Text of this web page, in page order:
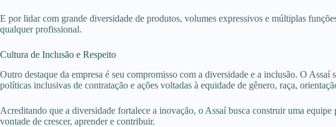
E por lidar com grande diversidade de produtos, volumes expressivos e múltiplas
qualquer profissional.
Cultura de Inclusão e Respeito
Outro destaque da empresa é seu compromisso com a diversidade e a inclusão. O
políticas inclusivas de contratação e ações voltadas à equidade de gênero, raça,
Acreditando que a diversidade fortalece a inovação, o Assaí busca construir uma
vontade de crescer, aprender e contribuir.